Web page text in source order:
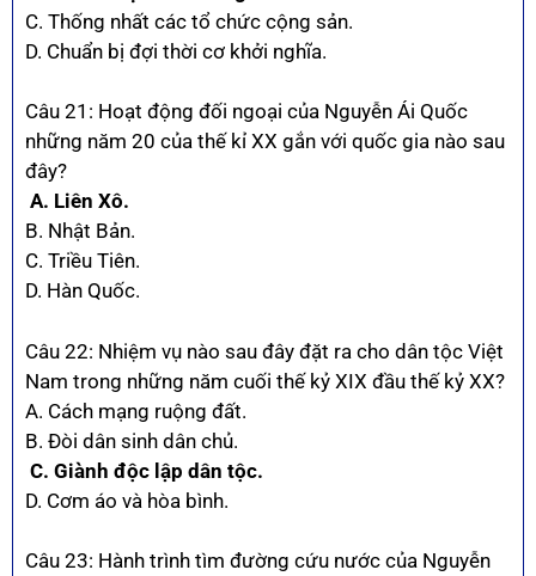
C. Thống nhất các tổ chức cộng sản.
D. Chuẩn bị đợi thời cơ khởi nghĩa.
Câu 21: Hoạt động đối ngoại của Nguyễn Ái Quốc
những năm 20 của thế kỉ XX gắn với quốc gia nào sau
đây?
A. Liên Xô.
B. Nhật Bản.
C. Triều Tiên.
D. Hàn Quốc.
Câu 22: Nhiệm vụ nào sau đây đặt ra cho dân tộc Việt
Nam trong những năm cuối thế kỷ XIX đầu thế kỷ XX?
A. Cách mạng ruộng đất.
B. Đòi dân sinh dân chủ.
C. Giành độc lập dân tộc.
D. Cơm áo và hòa bình.
Câu 23: Hành trình tìm đường cứu nước của Nguyễn